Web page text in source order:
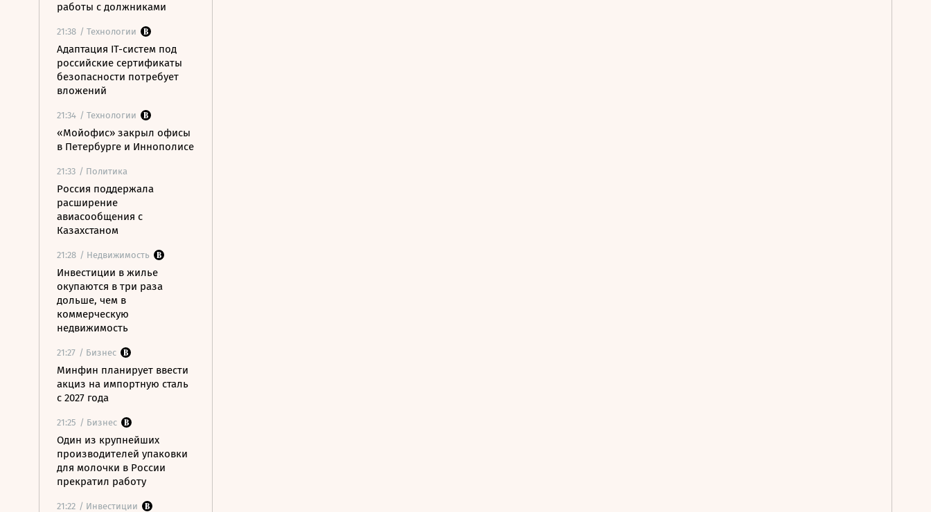
работы с должниками
21:38 / Технологии
Адаптация IT-систем под
российские сертификаты
безопасности потребует
вложений
21:34 / Технологии
«Мойофис» закрыл офисы
в Петербурге и Иннополисе
21:33 / Политика
Россия поддержала
расширение
авиасообщения с
Казахстаном
21:28 / Недвижимость
Инвестиции в жилье
окупаются в три раза
дольше, чем в
коммерческую
недвижимость
21:27 / Бизнес
Минфин планирует ввести
акциз на импортную сталь
с 2027 года
21:25 / Бизнес
Один из крупнейших
производителей упаковки
для молочки в России
прекратил работу
21:22 / Инвестиции